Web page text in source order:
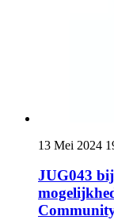
13 Mei 2024
JUG043